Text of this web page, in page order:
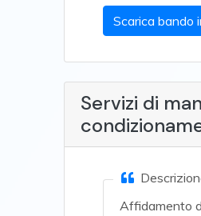
Scarica bando
Servizi di
Affidamento